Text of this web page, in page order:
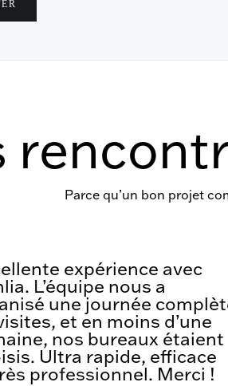
Parce qu’un bon projet
expérience avec
L’équipe nous a
une journée
et en moins d’une
nos bureaux étaient
Ultra rapide, efficace
professionnel. Merci !